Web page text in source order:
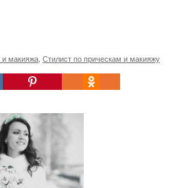
и макияжа Стилист по прическам и макияжу